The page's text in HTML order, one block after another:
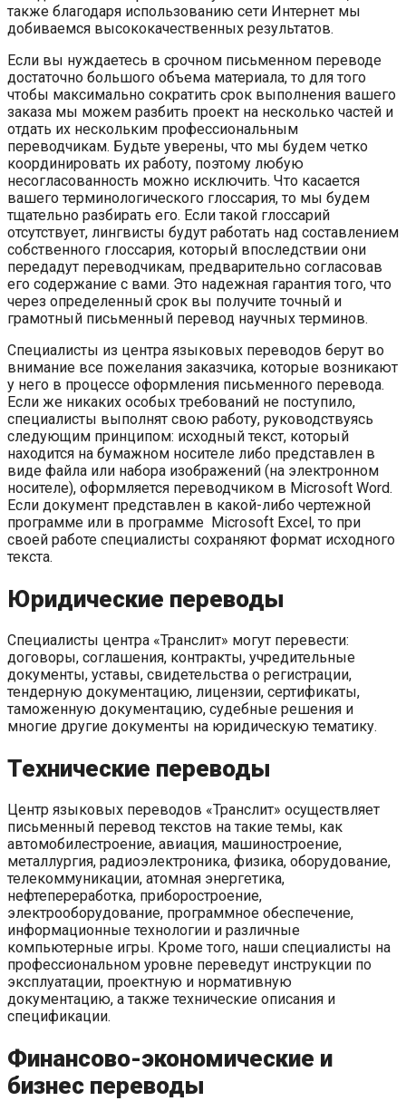
также благодаря использованию сети Интернет мы
добиваемся высококачественных результатов.
Если вы нуждаетесь в срочном письменном переводе
достаточно большого объема материала, то для того
чтобы максимально сократить срок выполнения вашего
заказа мы можем разбить проект на несколько частей и
отдать их нескольким профессиональным
переводчикам. Будьте уверены, что мы будем четко
координировать их работу, поэтому любую
несогласованность можно исключить. Что касается
вашего терминологического глоссария, то мы будем
тщательно разбирать его. Если такой глоссарий
отсутствует, лингвисты будут работать над составлением
собственного глоссария, который впоследствии они
передадут переводчикам, предварительно согласовав
его содержание с вами. Это надежная гарантия того, что
через определенный срок вы получите точный и
грамотный письменный перевод научных терминов.
Специалисты из центра языковых переводов берут во
внимание все пожелания заказчика, которые возникают
у него в процессе оформления письменного перевода.
Если же никаких особых требований не поступило,
специалисты выполнят свою работу, руководствуясь
следующим принципом: исходный текст, который
находится на бумажном носителе либо представлен в
виде файла или набора изображений (на электронном
носителе), оформляется переводчиком в Microsoft Word.
Если документ представлен в какой-либо чертежной
программе или в программе Microsoft Excel, то при
своей работе специалисты сохраняют формат исходного
текста.
Юридические переводы
Специалисты центра «Транслит» могут перевести:
договоры, соглашения, контракты, учредительные
документы, уставы, свидетельства о регистрации,
тендерную документацию, лицензии, сертификаты,
таможенную документацию, судебные решения и
многие другие документы на юридическую тематику.
Технические переводы
Центр языковых переводов «Транслит» осуществляет
письменный перевод текстов на такие темы, как
автомобилестроение, авиация, машиностроение,
металлургия, радиоэлектроника, физика, оборудование,
телекоммуникации, атомная энергетика,
нефтепереработка, приборостроение,
электрооборудование, программное обеспечение,
информационные технологии и различные
компьютерные игры. Кроме того, наши специалисты на
профессиональном уровне переведут инструкции по
эксплуатации, проектную и нормативную
документацию, а также технические описания и
спецификации.
Финансово-экономические и
бизнес переводы